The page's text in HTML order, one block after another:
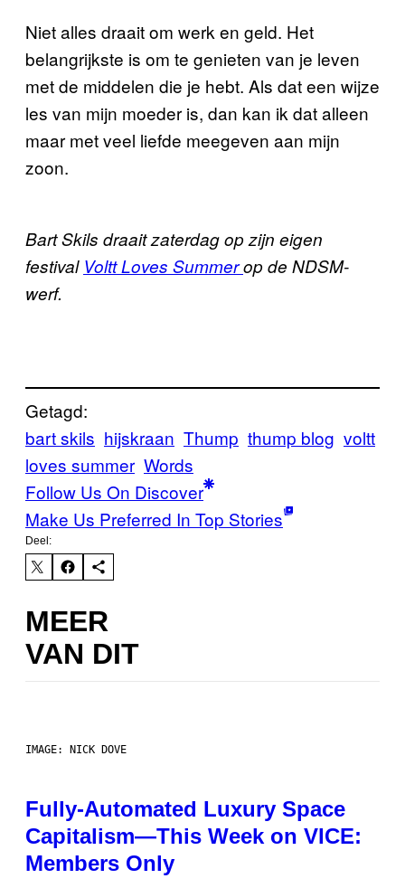
Niet alles draait om werk en geld. Het
belangrijkste is om te genieten van je leven
met de middelen die je hebt. Als dat een wijze
les van mijn moeder is, dan kan ik dat alleen
maar met veel liefde meegeven aan mijn
zoon.
Bart Skils draait zaterdag op zijn eigen
festival Voltt Loves Summerop de NDSM-
werf.
Getagd:
bart skils hijskraan Thump thump blog voltt
loves summer Words
Follow Us On Discover
Make Us Preferred In Top Stories
Deel:
MEER
VAN DIT
IMAGE: NICK DOVE
Fully-Automated Luxury Space
Capitalism—This Week on VICE:
Members Only